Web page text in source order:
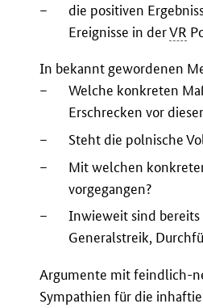
–
die positiven
Ereignisse in derVR
In bekannt gewordenen
–
Welche konkreten
Erschrecken vor
–
Steht die polnische
–
Mit welchen
vorgegangen?
–
Inwieweit sind
Generalstreik,
Argumente mit feindlich-
Sympathien für die